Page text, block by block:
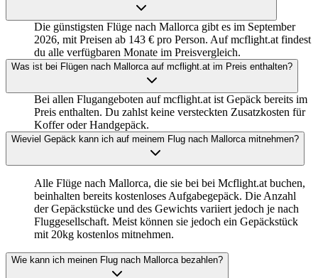
Die günstigsten Flüge nach Mallorca gibt es im September
2026, mit Preisen ab 143 € pro Person. Auf mcflight.at findest
du alle verfügbaren Monate im Preisvergleich.
Was ist bei Flügen nach Mallorca auf mcflight.at im Preis enthalten?
Bei allen Flugangeboten auf mcflight.at ist Gepäck bereits im
Preis enthalten. Du zahlst keine versteckten Zusatzkosten für
Koffer oder Handgepäck.
Wieviel Gepäck kann ich auf meinem Flug nach Mallorca mitnehmen?
Alle Flüge nach Mallorca, die sie bei bei Mcflight.at buchen,
beinhalten bereits kostenloses Aufgabegepäck. Die Anzahl
der Gepäckstücke und des Gewichts variiert jedoch je nach
Fluggesellschaft. Meist können sie jedoch ein Gepäckstück
mit 20kg kostenlos mitnehmen.
Wie kann ich meinen Flug nach Mallorca bezahlen?